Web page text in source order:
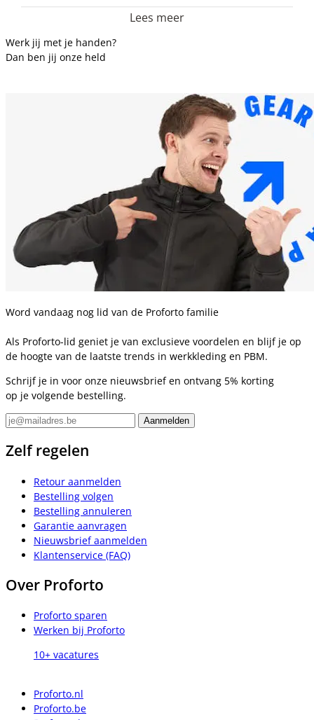
Lees meer
Werk jij met je handen?
Dan ben jij onze held
Word vandaag nog lid van de Proforto familie
Als Proforto-lid geniet je van exclusieve voordelen en blijf je op
de hoogte van de laatste trends in werkkleding en PBM.
Schrijf je in voor onze nieuwsbrief en ontvang 5% korting
op je volgende bestelling.
Zelf regelen
Retour aanmelden
Bestelling volgen
Bestelling annuleren
Garantie aanvragen
Nieuwsbrief aanmelden
Klantenservice (FAQ)
Over Proforto
Proforto sparen
Werken bij Proforto
10+ vacatures
Proforto.nl
Proforto.be